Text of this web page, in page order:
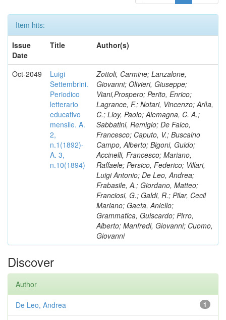
Item hits:
Issue
Date
Title Author(s)
Oct-2049
Luigi
Settembrini.
Periodico
letterario
educativo
mensile. A.
2,
n.1(1892)-
A. 3,
n.10(1894)
Zottoli, Carmine; Lanzalone,
Giovanni; Olivieri, Giuseppe;
Viani,Prospero; Perito, Enrico;
Lagrance, F.; Notari, Vincenzo; Arlìa,
C.; Lioy, Paolo; Alemagna, C. A.;
Sabbatini, Remigio; De Falco,
Francesco; Caputo, V.; Buscaino
Campo, Alberto; Bigoni, Guido;
Accinelli, Francesco; Mariano,
Raffaele; Persico, Federico; Villari,
Luigi Antonio; De Leo, Andrea;
Frabasile, A.; Giordano, Matteo;
Franciosi, G.; Galdi, R.; Pilar, Cecil
Mariano; Gaeta, Aniello;
Grammatica, Guiscardo; Pirro,
Alberto; Manfredi, Giovanni; Cuomo,
Giovanni
Discover
Author
1
De Leo, Andrea